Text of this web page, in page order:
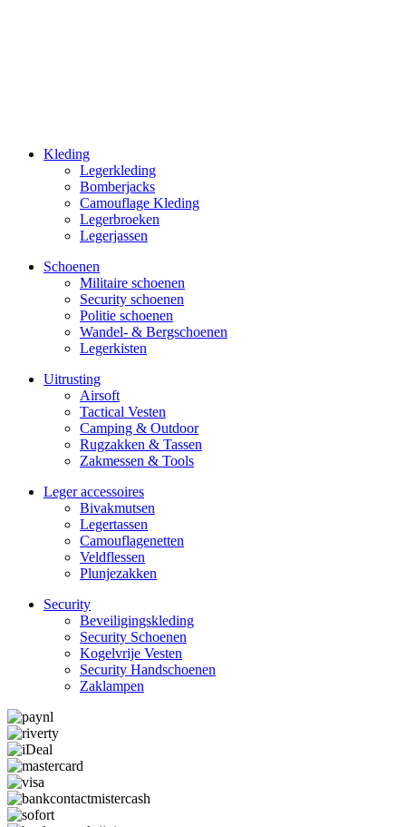
Kleding
Legerkleding
Bomberjacks
Camouflage Kleding
Legerbroeken
Legerjassen
Schoenen
Militaire schoe­nen
Security schoenen
Politie schoenen
Wandel- & Berg­­schoenen
Legerkisten
Uitrusting
Airsoft
Tactical Ves­ten
Camping & Outdoor
Rugzakken & Tassen
Zakmessen & Tools
Leger accessoires
Bivakmutsen
Legertassen
Camouflage­­netten
Veldflessen
Plunjezakken
Security
Beveiligings­­kleding
Security Schoenen
Kogelvrije Vesten
Security Hand­­schoenen
Zaklampen